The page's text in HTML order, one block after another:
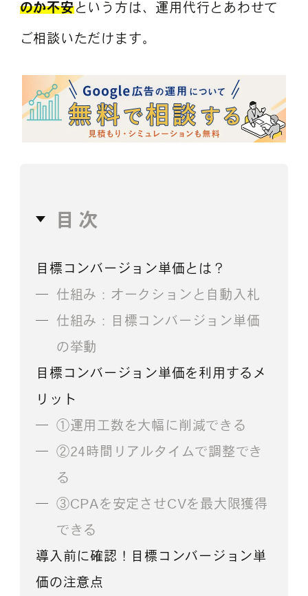
のか不安という方は、運用代行とあわせて
ご相談いただけます。
目次
目標コンバージョン単価とは？
仕組み：オークションと自動入札
仕組み：目標コンバージョン単価
の挙動
目標コンバージョン単価を利用するメ
リット
①運用工数を大幅に削減できる
②24時間リアルタイムで調整でき
る
③CPAを安定させCVを最大限獲得
できる
導入前に確認！目標コンバージョン単
価の注意点